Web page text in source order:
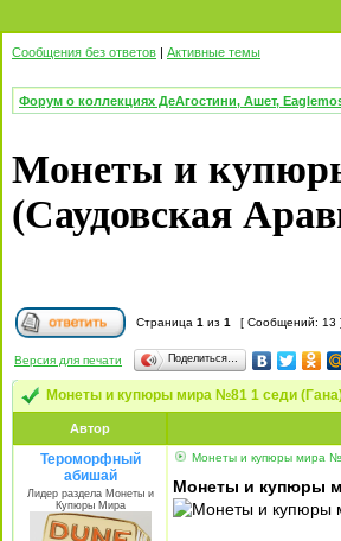
Сообщения без ответов | Активные темы
Форум о коллекциях ДеАгостини, Ашет,
Монеты и
(Саудовская
Страница 1 из 1 [ Сообщений: 13 ]
Версия для печати Поделиться…
Монеты и купюры мира №81 1 седи
Автор
Тероморфный
абишай
Лидер раздела Монеты и
Купюры Мира
Монеты и купюры мира
Монеты и купюры